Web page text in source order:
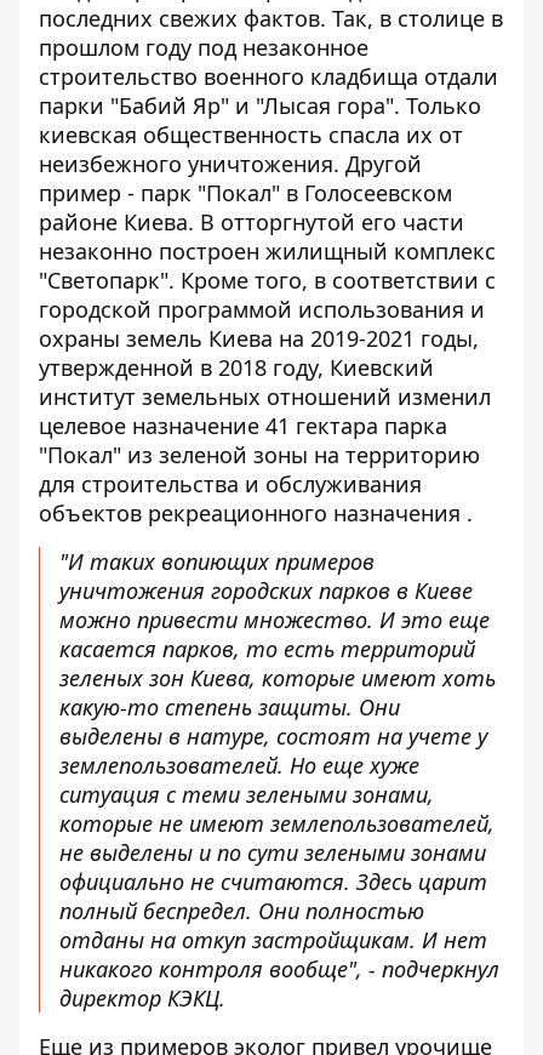
последних свежих фактов. Так, в столице в
прошлом году под незаконное
строительство военного кладбища отдали
парки "Бабий Яр" и "Лысая гора". Только
киевская общественность спасла их от
неизбежного уничтожения. Другой
пример - парк "Покал" в Голосеевском
районе Киева. В отторгнутой его части
незаконно построен жилищный комплекс
"Светопарк". Кроме того, в соответствии с
городской программой использования и
охраны земель Киева на 2019-2021 годы,
утвержденной в 2018 году, Киевский
институт земельных отношений изменил
целевое назначение 41 гектара парка
"Покал" из зеленой зоны на территорию
для строительства и обслуживания
объектов рекреационного назначения .
"И таких вопиющих примеров
уничтожения городских парков в Киеве
можно привести множество. И это еще
касается парков, то есть территорий
зеленых зон Киева, которые имеют хоть
какую-то степень защиты. Они
выделены в натуре, состоят на учете у
землепользователей. Но еще хуже
ситуация с теми зелеными зонами,
которые не имеют землепользователей,
не выделены и по сути зелеными зонами
официально не считаются. Здесь царит
полный беспредел. Они полностью
отданы на откуп застройщикам. И нет
никакого контроля вообще", - подчеркнул
директор КЭКЦ.
Еще из примеров эколог привел урочище